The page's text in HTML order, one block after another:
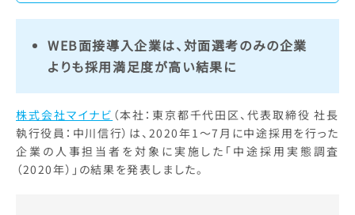
WEB面接導入企業は、対面選考のみの企業
よりも採用満足度が高い結果に
株式会社マイナビ （本社：東京都千代田区、代表取締役 社長
執行役員：中川信行）は、2020年1～7月に中途採用を行った
企業の人事担当者を対象に実施した「中途採用実態調査
（2020年）」の結果を発表しました。